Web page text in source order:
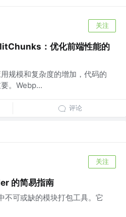
关注
：优化前端性能的
规模和复杂度的增加，代码的
。Webp...
评论
关注
的简易指南
不可或缺的模块打包工具。它